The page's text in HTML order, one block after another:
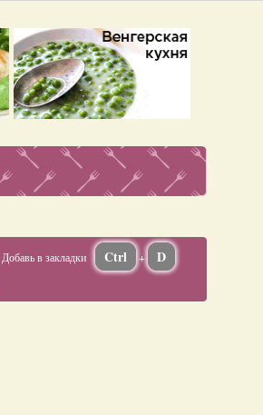
Добавь в закладки Ctrl + D